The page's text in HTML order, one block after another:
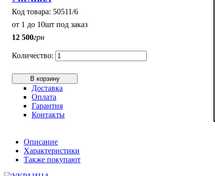
50511/6
от 1 до 10шт под заказ
12 500грн
В корзину
Доставка
Оплата
Гарантия
Контакты
Описание
Характеристики
Также покупают